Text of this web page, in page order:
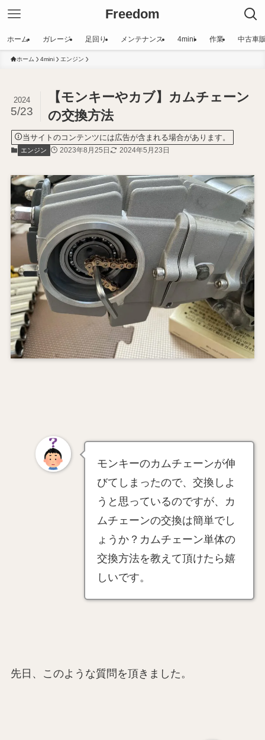
Freedom
ホーム ガレージ 足回り メンテナンス 4mini 作業 中古車
ホーム 4mini エンジン
【モンキーやカブ】カムチェーン
の交換方法
2024
5/23
当サイトのコンテンツには広告が含まれる場合があります。
エンジン 2023年8月25日 2024年5月23日
モンキーのカムチェーンが伸
びてしまったので、交換しよ
うと思っているのですが、カ
ムチェーンの交換は簡単でし
ょうか？カムチェーン単体の
交換方法を教えて頂けたら嬉
しいです。
先日、このような質問を頂きました。